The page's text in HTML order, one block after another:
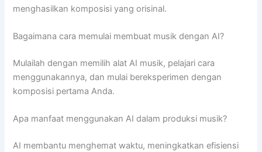
menghasilkan komposisi yang orisinal.
Bagaimana cara memulai membuat musik dengan AI?
Mulailah dengan memilih alat AI musik, pelajari cara
menggunakannya, dan mulai bereksperimen dengan
komposisi pertama Anda.
Apa manfaat menggunakan AI dalam produksi musik?
AI membantu menghemat waktu, meningkatkan efisiensi